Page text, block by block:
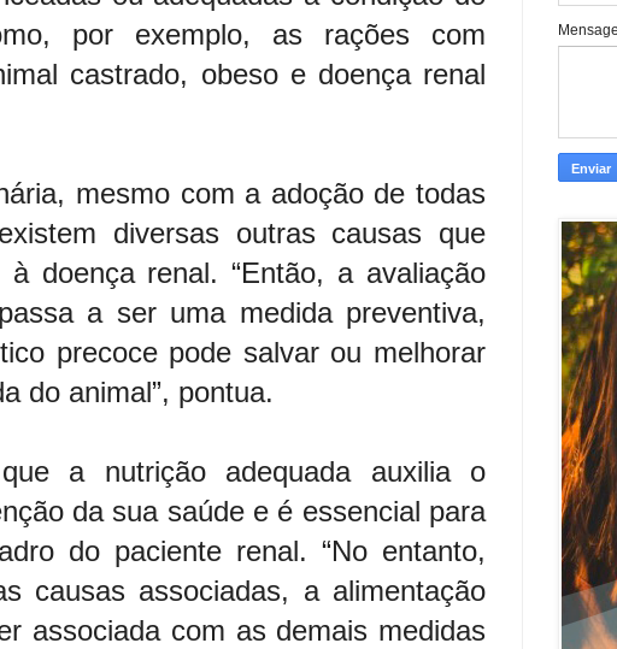
por exemplo, as rações com
castrado, obeso e doença renal
mesmo com a adoção de todas
diversas outras causas que
à doença renal. “Então, a avaliação
a ser uma medida preventiva,
precoce pode salvar ou melhorar
do animal”, pontua.
a nutrição adequada auxilia o
da sua saúde e é essencial para
do paciente renal. “No entanto,
causas associadas, a alimentação
associada com as demais medidas